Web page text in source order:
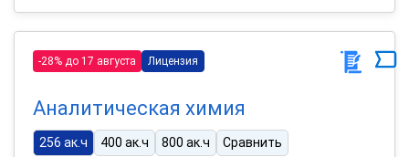
-28% до 17 августа Лицензия
Аналитическая химия
256 ак.ч 400 ак.ч 800 ак.ч Сравнить